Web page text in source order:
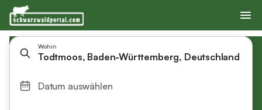
Wohin
Todtmoos, Baden-Württemberg, Deutschland
Datum auswählen